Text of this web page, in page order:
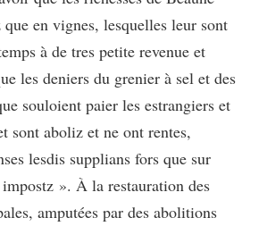
en vignes, lesquelles leur sont
à de tres petite revenue et
les deniers du grenier à sel et des
souloient paier les estrangiers et
sont aboliz et ne ont rentes,
lesdis supplians fors que sur
». À la restauration des
amputées par des abolitions